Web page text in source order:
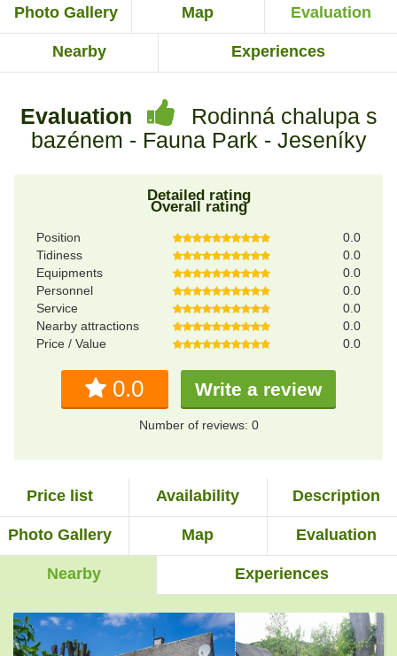
Photo Gallery Map Evaluation
Nearby Experiences
Evaluation
Rodinná chalupa s
bazénem - Fauna Park - Jeseníky
Detailed rating
Overall rating
Position
0.0
Tidiness
0.0
Equipments
0.0
Personnel
0.0
Service
0.0
Nearby attractions
0.0
Price / Value
0.0
0.0 Write a review
Number of reviews: 0
Price list Availability Description
Photo Gallery Map Evaluation
Nearby Experiences